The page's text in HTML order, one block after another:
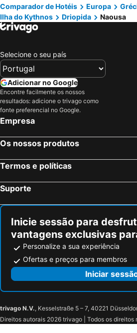
Ornos Hotéis na praia
Kalo
Glyfada Hotéis na praia
Livadia
Elia Beach Hotéis na praia
Plepi
Alyki Hotéis na praia
Agios Stefanos Hotéis na praia
Nea Makri Hotéis na praia
Piso Livadi Hotéis na praia
Tourlos Hotéis na praia
Markopoulo Hotéis na praia
Chrissi Akti Hotéis na praia
Parasporos Hotéis na praia
Varkiza Hotéis na praia
Comparador de Hotéis Europa
Ilha do Kythnos
Driopida Naousa
Selecione o seu país
Adicionar no Google
Encontre facilmente os nossos
resultados: adicione o trivago como
fonte preferencial no Google.
Empresa
Os nossos produtos
Termos e políticas
Suporte
Inicie sessão para
vantagens exclusivas
Personalize a sua experiência
Ofertas e preços para membros
Iniciar
trivago N.V., Kesselstraße 5 – 7, 40221
Direitos autorais 2026 trivago | Todos os direitos